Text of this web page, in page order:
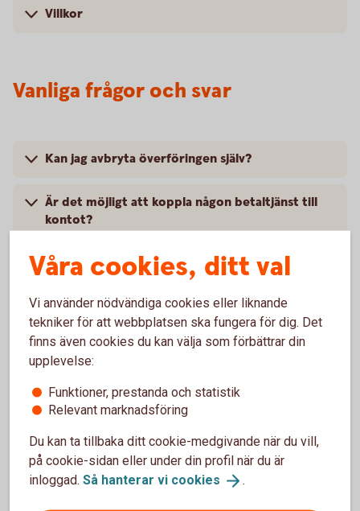
Villkor
Vanliga frågor och svar
Kan jag avbryta överföringen själv?
Är det möjligt att koppla någon betaltjänst till
kontot?
Hur många dagar är fördröjningen av
överföringen?
Kan minderåriga, under 18 år öppna detta
konto?
Kan jag öppna kontot själv?
kontot?
Går det att ha ett gemensamt konto?
Våra cookies, ditt val
Vi använder nödvändiga cookies eller liknande
tekniker för att webbplatsen ska fungera för dig. Det
finns även cookies du kan välja som förbättrar din
upplevelse:
Funktioner, prestanda och statistik
Relevant marknadsföring
Du kan ta tillbaka ditt cookie-medgivande när du vill,
på cookie-sidan eller under din profil när du är
inloggad. Så hanterar vi cookies .